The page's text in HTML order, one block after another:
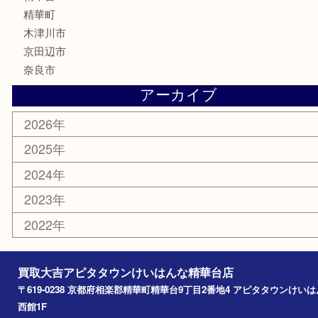
商品券
金券
古銭
金貨
香水
喫煙具
文房具
鉄道模型
家電
おもちゃ
切手
お知らせ
コラム